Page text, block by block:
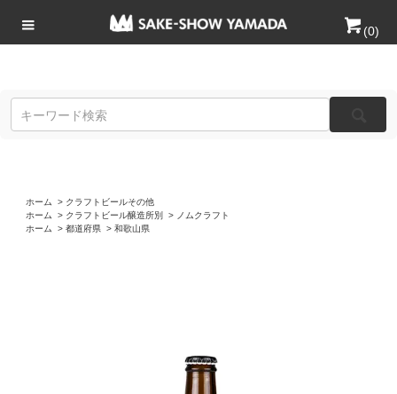
(0)
ホーム > クラフトビールその他
ホーム
> クラフトビール醸造所別 > ノムクラフト
ホーム
> 都道府県 > 和歌山県